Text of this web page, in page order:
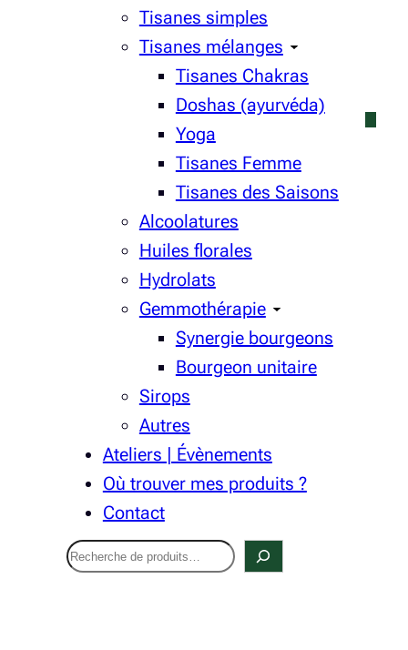
Tisanes simples
Tisanes mélanges
Tisanes Chakras
Doshas (ayurvéda)
Yoga
Tisanes Femme
Tisanes des Saisons
Alcoolatures
Huiles florales
Hydrolats
Gemmothérapie
Synergie bourgeons
Bourgeon unitaire
Sirops
Autres
Ateliers | Évènements
Où trouver mes produits ?
Contact
Recherche